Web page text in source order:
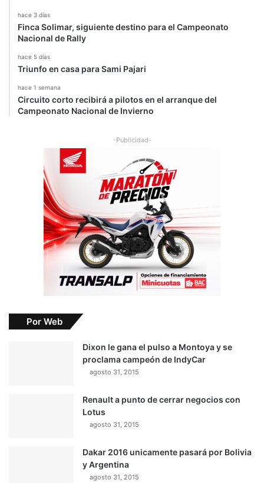
hace 3 días
Finca Solimar, siguiente destino para el Campeonato
Nacional de Rally
hace 5 días
Triunfo en casa para Sami Pajari
hace 1 semana
Circuito corto recibirá a pilotos en el arranque del
Campeonato Nacional de Invierno
-Publicidad-
Por Web
Dixon le gana el pulso a Montoya y se
proclama campeón de IndyCar
agosto 31, 2015
Renault a punto de cerrar negocios con
Lotus
agosto 31, 2015
Dakar 2016 unicamente pasará por Bolivia
y Argentina
agosto 31, 2015